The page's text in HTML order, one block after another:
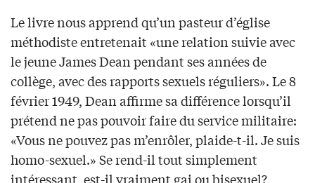
Le livre nous apprend qu’un pasteur d’église
méthodiste entretenait «une relation suivie avec
le jeune James Dean pendant ses années de
collège, avec des rapports sexuels réguliers». Le 8
février 1949, Dean affirme sa différence lorsqu’il
prétend ne pas pouvoir faire du service militaire:
«Vous ne pouvez pas m’enrôler, plaide-t-il. Je suis
homo-sexuel.» Se rend-il tout simplement
intéressant, est-il vraiment gai ou bisexuel?